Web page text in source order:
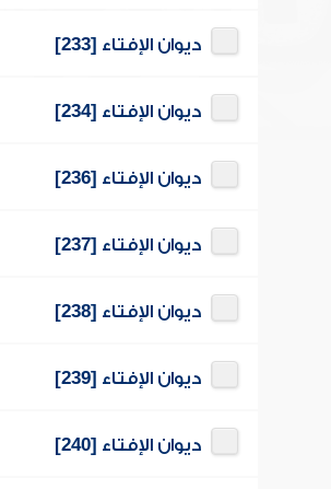
ديوان الإفتاء [233]
ديوان الإفتاء [234]
ديوان الإفتاء [236]
ديوان الإفتاء [237]
ديوان الإفتاء [238]
ديوان الإفتاء [239]
ديوان الإفتاء [240]